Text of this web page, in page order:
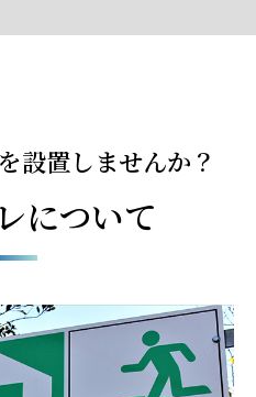
設置しませんか？
について